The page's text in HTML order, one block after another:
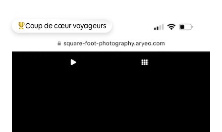
Coups de cœur voyageurs les plus appréciés
Coup de cœur voyageurs